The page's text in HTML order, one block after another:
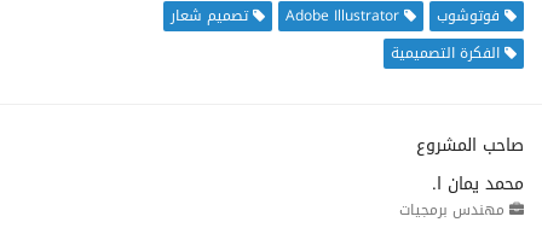
فوتوشوب
Adobe Illustrator
تصميم شعار
الفكرة التصميمية
صاحب المشروع
محمد يمان ا.
مهندس برمجيات